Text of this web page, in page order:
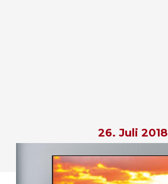
26. Juli 2018